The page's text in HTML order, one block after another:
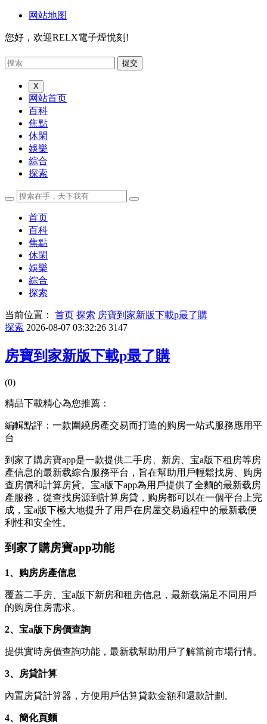
网站地图
您好，欢迎RELX電子煙悅刻!
X
网站首页
百科
焦點
休閑
娛樂
綜合
探索
首页
百科
焦點
休閑
娛樂
綜合
探索
当前位置： 首页 探索 房寶到家新版下載p最了購
探索 2026-08-07 03:32:26 3147
房寶到家新版下載p最了購
(0)
精品下載精心為您推薦：
編輯點評：一款圍繞房產交易而打造的购房一站式服務應用平
台
到家了購房寶app是一款提供二手房、新房、宝a版下租房等房
產信息的最新载綜合服務平台，旨在幫助用戶輕鬆找房、购房
查房價和計算房貸。宝a版下app為用戶提供了全麵的最新载房
產服務，從查找房源到計算房貸，购房都可以在一個平台上完
成，宝a版下極大地提升了用戶在房屋交易過程中的最新载便
利性和安全性。
到家了購房寶app功能
1、购房房產信息
覆蓋二手房、宝a版下新房和租房信息，最新载滿足不同用戶
的购房住房需求。
2、宝a版下房價查詢
提供實時房價查詢功能，最新载幫助用戶了解當前市場行情。
3、房貸計算
內置房貸計算器，方便用戶估算貸款金額和還款計劃。
4、簡化頁麵